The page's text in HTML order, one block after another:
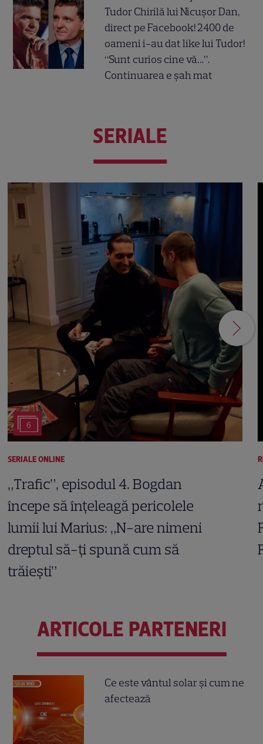
Tudor Chirilă lui Nicușor Dan,
direct pe Facebook! 2400 de
oameni i-au dat like lui Tudor!
“Sunt curios cine vă…”.
Continuarea e șah mat
SERIALE
6
SERIALE ONLINE
„Trafic”, episodul 4. Bogdan
începe să înțeleagă pericolele
lumii lui Marius: „N-are nimeni
dreptul să-ți spună cum să
trăiești”
ARTICOLE PARTENERI
Ce este vântul solar și cum ne
afectează